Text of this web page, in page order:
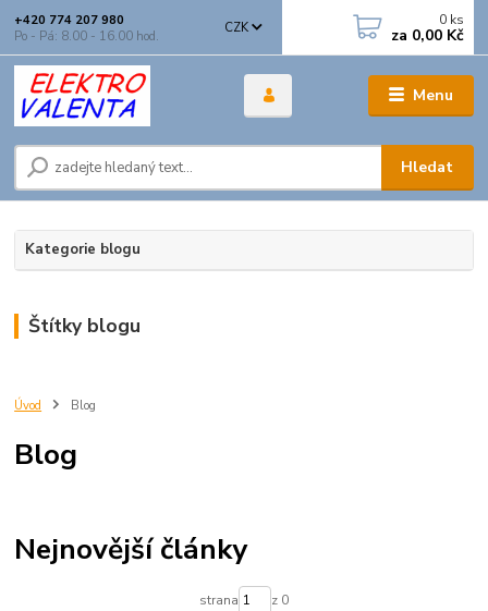
Menu
CZK
Hledat
+420 774 207 980
Po - Pá: 8.00 - 16.00 hod.
0 ks
za 0,00 Kč
Kategorie blogu
Štítky blogu
Úvod Blog
Blog
Nejnovější články
strana z 0